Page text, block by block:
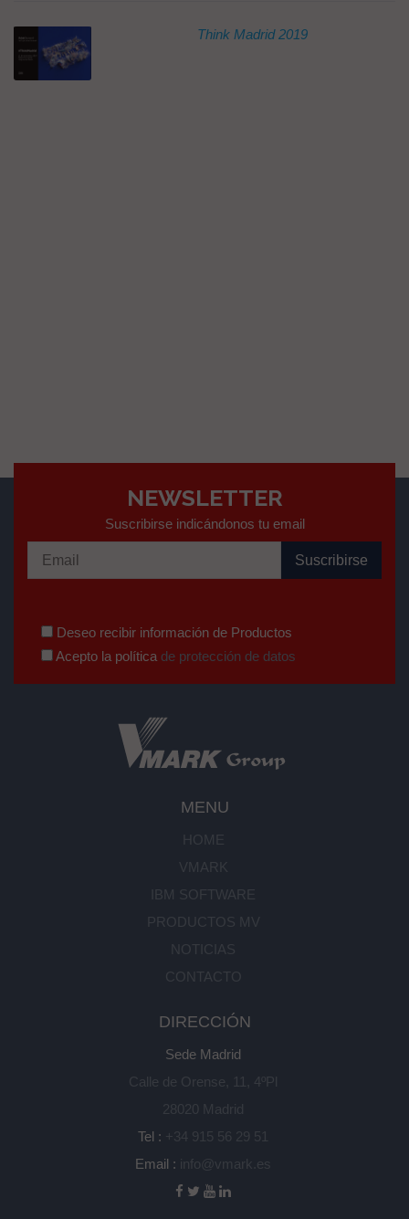
Think Madrid 2019
NEWSLETTER
Suscribirse indicándonos tu email
Deseo recibir información de Productos
Acepto la política de protección de datos
MENU
HOME
VMARK
IBM SOFTWARE
PRODUCTOS MV
NOTICIAS
CONTACTO
DIRECCIÓN
Sede Madrid
Calle de Orense, 11, 4ºPl
28020 Madrid
Tel : +34 915 56 29 51
Email : info@vmark.es